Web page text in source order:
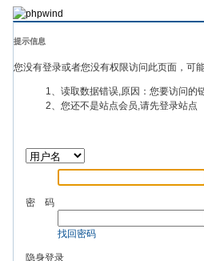
提示信息
您没有登录或者您没有权限访问此页面，可
1、读取数据错误,原因：您要访问的
2、您还不是站点会员,请先登录站点
密 码
找回密码
隐身登录